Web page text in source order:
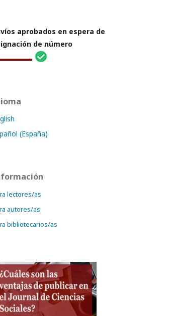
aprobados en espera de
de número
(España)
lectores/as
autores/as
bibliotecarios/as